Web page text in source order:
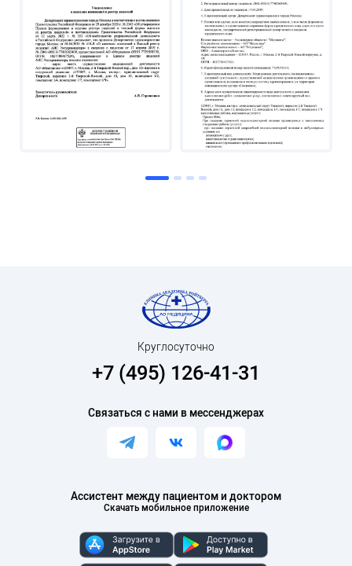
Ассистент между пациентом и доктором
Скачать мобильное приложение
Круглосуточно
+7 (495) 126-41-31
Связаться с нами в мессенджерах